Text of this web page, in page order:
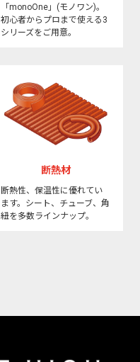
「monoOne」(モノワン)。
初心者からプロまで使える3
シリーズをご用意。
断熱材
断熱性、保温性に優れてい
ます。シート、チューブ、角
紐を多数ラインナップ。